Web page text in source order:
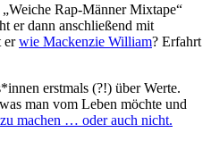
Rap-Männer Mixtape“
er dann anschließend mit
erwie Mackenzie William? Erfahrt
erstmals (?!) über Werte.
man vom Leben möchte und
machen … oder auch nicht.